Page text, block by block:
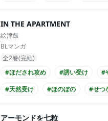
#20代攻め
#20代受け #短
IN THE APARTMENT
絵津鼓
BLマンガ
全2巻(完結)
#ほだされ攻め
#誘い受け
#
#天然受け
#ほのぼの
#せつ
#同級生
#20代攻め #20代
アーモンドを七粒